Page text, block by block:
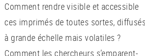
Comment rendre visible et accessible
ces imprimés de toutes sortes, diffusés
à grande échelle mais volatiles ?
Comment les chercheurs s’emparent-